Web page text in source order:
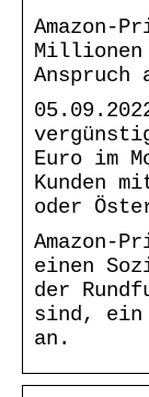
Amazon-
Millionen
Anspruch
Euro im
Kunden
oder
Amazon-
einen
der
sind, ein
an.